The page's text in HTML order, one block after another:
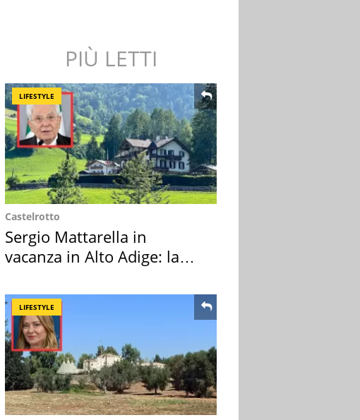
PIÙ LETTI
LIFESTYLE
Castelrotto
Sergio Mattarella in
vacanza in Alto Adige: la
LIFESTYLE